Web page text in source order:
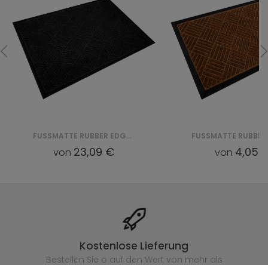
FUSSMATTE RUBBER EDGE CKGPPM03 GREY
von 23,09 € von 4,05
Kostenlose Lieferung
Bestellen Sie o auf den Wert von mehr als